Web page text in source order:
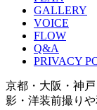
GALLERY
VOICE
FLOW
Q&A
PRIVACY
京都・大阪・神
影・洋装前撮り